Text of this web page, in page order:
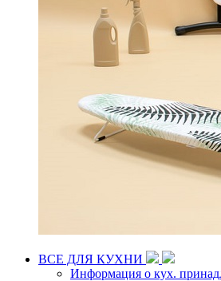
ВСЕ ДЛЯ КУХНИ
Информация о кух.